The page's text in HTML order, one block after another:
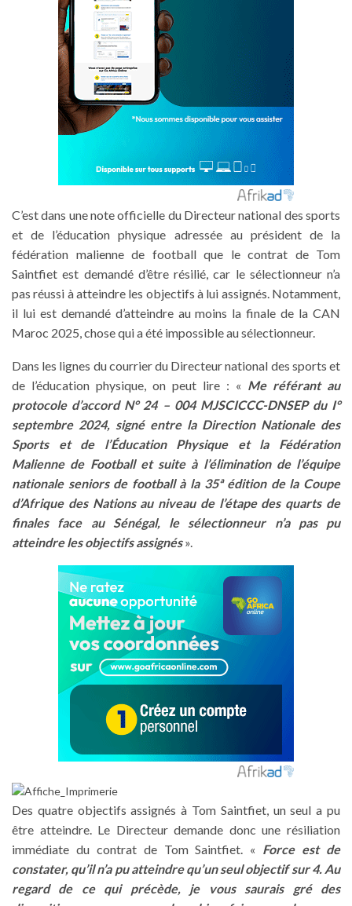
C’est dans une note officielle du Directeur national des sports
et de l’éducation physique adressée au président de la
fédération malienne de football que le contrat de Tom
Saintfiet est demandé d’être résilié, car le sélectionneur n’a
pas réussi à atteindre les objectifs à lui assignés. Notamment,
il lui est demandé d’atteindre au moins la finale de la CAN
Maroc 2025, chose qui a été impossible au sélectionneur.
Dans les lignes du courrier du Directeur national des sports et
de l’éducation physique, on peut lire : « Me référant au
protocole d’accord N° 24 – 004 MJSCICCC-DNSEP du I°
septembre 2024, signé entre la Direction Nationale des
Sports et de l’Éducation Physique et la Fédération
Malienne de Football et suite à l’élimination de l’équipe
nationale seniors de football à la 35ª édition de la Coupe
d’Afrique des Nations au niveau de l’étape des quarts de
finales face au Sénégal, le sélectionneur n’a pas pu
atteindre les objectifs assignés».
Des quatre objectifs assignés à Tom Saintfiet, un seul a pu
être atteindre. Le Directeur demande donc une résiliation
immédiate du contrat de Tom Saintfiet. « Force est de
constater, qu’il n’a pu atteindre qu’un seul objectif sur 4. Au
regard de ce qui précède, je vous saurais gré des